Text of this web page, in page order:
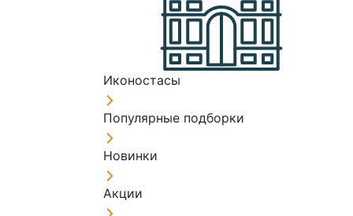
Иконостасы
Популярные подборки
Новинки
Акции